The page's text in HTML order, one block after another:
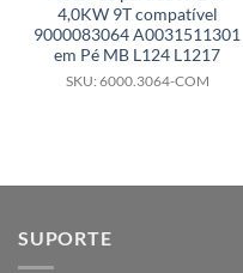
4,0KW 9T compatível
9000083064 A0031511301
em Pé MB L124 L1217
SKU: 6000.3064-COM
SUPORTE